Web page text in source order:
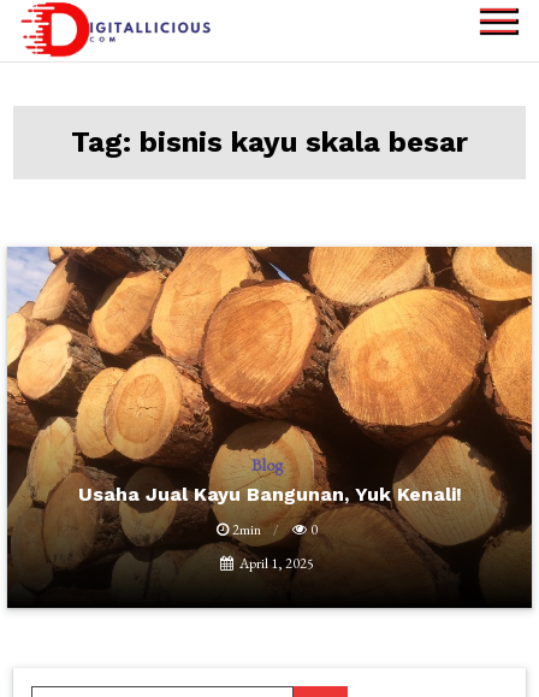
Skip
Information
Tag: bisnis kayu skala besar
Blog
Usaha Jual Kayu Bangunan, Yuk Kenali!
2min
0
April 1, 2025